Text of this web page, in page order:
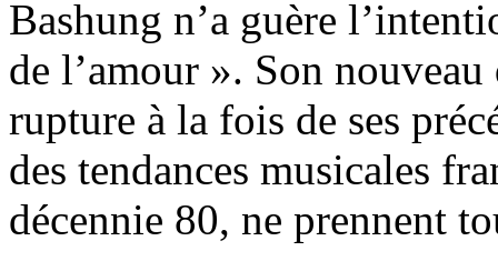
Bashung n’a guère
de l’amour ». Son
rupture à la fois de ses
des tendances musicales
décennie 80, ne prennent